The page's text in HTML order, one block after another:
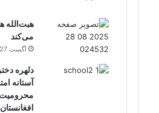
هبت‌الله
می‌کند
آگست 27, 2025
دلهره
آستانه
افغانستان